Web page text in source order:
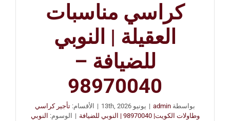
كراسي مناسبات
العقيلة | النوبي
للضيافة –
98970040
بواسطة admin
| يونيو 13th, 2026 | الأقسام: تأجير كراسي
وطاولات الكويت| 98970040 | النوبي للضيافة
| الوسوم: النوبي